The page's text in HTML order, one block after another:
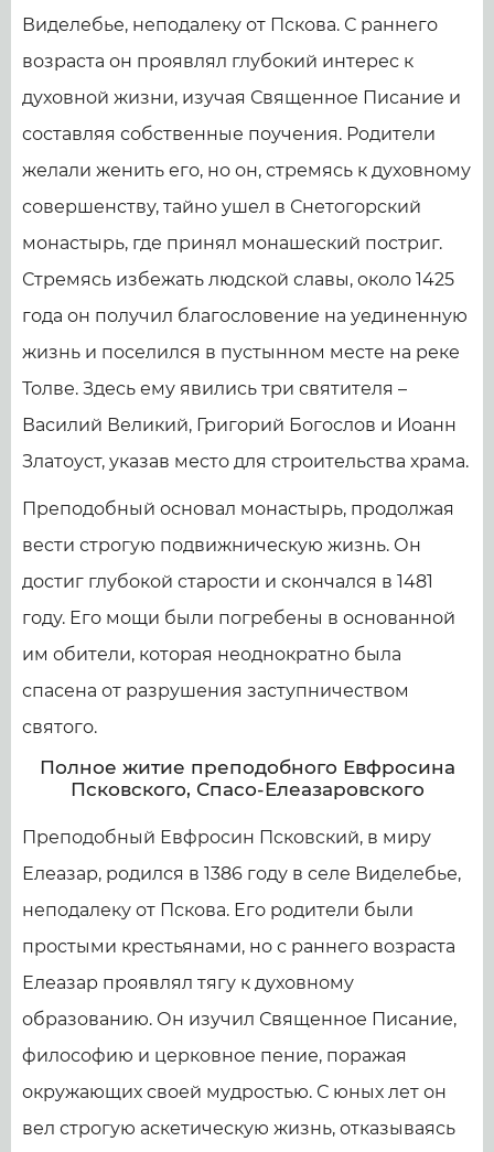
Виделебье, неподалеку от Пскова. С раннего
возраста он проявлял глубокий интерес к
духовной жизни, изучая Священное Писание и
составляя собственные поучения. Родители
желали женить его, но он, стремясь к духовному
совершенству, тайно ушел в Снетогорский
монастырь, где принял монашеский постриг.
Стремясь избежать людской славы, около 1425
года он получил благословение на уединенную
жизнь и поселился в пустынном месте на реке
Толве. Здесь ему явились три святителя –
Василий Великий, Григорий Богослов и Иоанн
Златоуст, указав место для строительства храма.
Преподобный основал монастырь, продолжая
вести строгую подвижническую жизнь. Он
достиг глубокой старости и скончался в 1481
году. Его мощи были погребены в основанной
им обители, которая неоднократно была
спасена от разрушения заступничеством
святого.
Полное житие преподобного Евфросина
Псковского, Спасо-Елеазаровского
Преподобный Евфросин Псковский, в миру
Елеазар, родился в 1386 году в селе Виделебье,
неподалеку от Пскова. Его родители были
простыми крестьянами, но с раннего возраста
Елеазар проявлял тягу к духовному
образованию. Он изучил Священное Писание,
философию и церковное пение, поражая
окружающих своей мудростью. С юных лет он
вел строгую аскетическую жизнь, отказываясь